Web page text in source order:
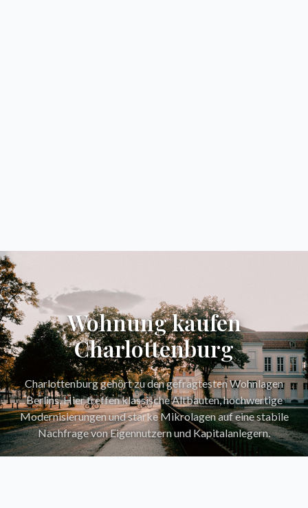
Wohnung kaufen
Charlottenburg
Charlottenburg gehört zu den gefragtesten Wohnlagen
Berlins. Hier treffen klassische Altbauten, hochwertige
Modernisierungen und starke Mikrolagen auf eine stabile
Nachfrage von Eigennutzern und Kapitalanlegern.